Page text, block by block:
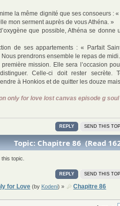
la même dignité que ses consoeurs :
mon serment auprès de vous Athéna. »
que possible, Athéna se donne
de ses appartements : « Parfait
prendrons ensemble le repas de
mission. Elle sera l’occasion
Celle-ci doit rester secrète.
à Honkios et de quitter les douze
only for love lost canvas episode g soul
REPLY SEND THIS
Topic: Chapitre 86 (Read
topic.
REPLY SEND THIS
for Love(by Kodeni) » Chapitre 86